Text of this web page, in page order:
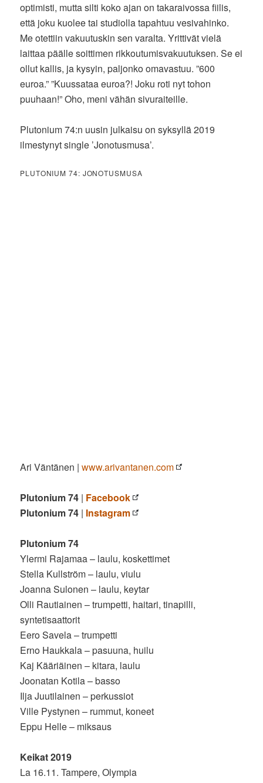
optimisti, mutta silti koko ajan on takaraivossa fiilis,
että joku kuolee tai studiolla tapahtuu vesivahinko.
Me otettiin vakuutuskin sen varalta. Yrittivät vielä
laittaa päälle soittimen rikkoutumisvakuutuksen. Se ei
ollut kallis, ja kysyin, paljonko omavastuu. ”600
euroa.” ”Kuussataa euroa?! Joku roti nyt tohon
puuhaan!” Oho, meni vähän sivuraiteille.
Plutonium 74:n uusin julkaisu on syksyllä 2019
ilmestynyt single ’Jonotusmusa’.
PLUTONIUM 74: JONOTUSMUSA
Ari Väntänen |www.arivantanen.com
Plutonium 74 | Facebook
Plutonium 74 | Instagram
Plutonium 74
Ylermi Rajamaa – laulu, koskettimet
Stella Kullström – laulu, viulu
Joanna Sulonen – laulu, keytar
Olli Rautiainen – trumpetti, haitari, tinapilli,
syntetisaattorit
Eero Savela – trumpetti
Erno Haukkala – pasuuna, huilu
Kaj Kääriäinen – kitara, laulu
Joonatan Kotila – basso
Ilja Juutilainen – perkussiot
Ville Pystynen – rummut, koneet
Eppu Helle – miksaus
Keikat 2019
La 16.11. Tampere, Olympia